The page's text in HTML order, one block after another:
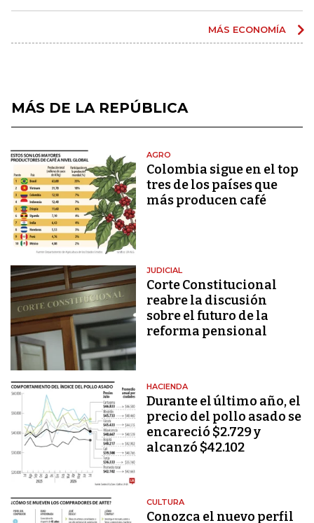
MÁS ECONOMÍA
MÁS DE LA REPÚBLICA
AGRO
Colombia sigue en el top
tres de los países que
más producen café
JUDICIAL
Corte Constitucional
reabre la discusión
sobre el futuro de la
reforma pensional
HACIENDA
Durante el último año, el
precio del pollo asado se
encareció $2.729 y
alcanzó $42.102
CULTURA
Conozca el nuevo perfil